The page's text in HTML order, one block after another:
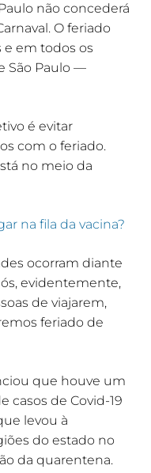
não concederá
O feriado
e em todos os
São Paulo —
é evitar
com o feriado.
no meio da
na fila da vacina?
ocorram diante
evidentemente,
de viajarem,
feriado de
que houve um
casos de Covid-19
levou à
do estado no
da quarentena.